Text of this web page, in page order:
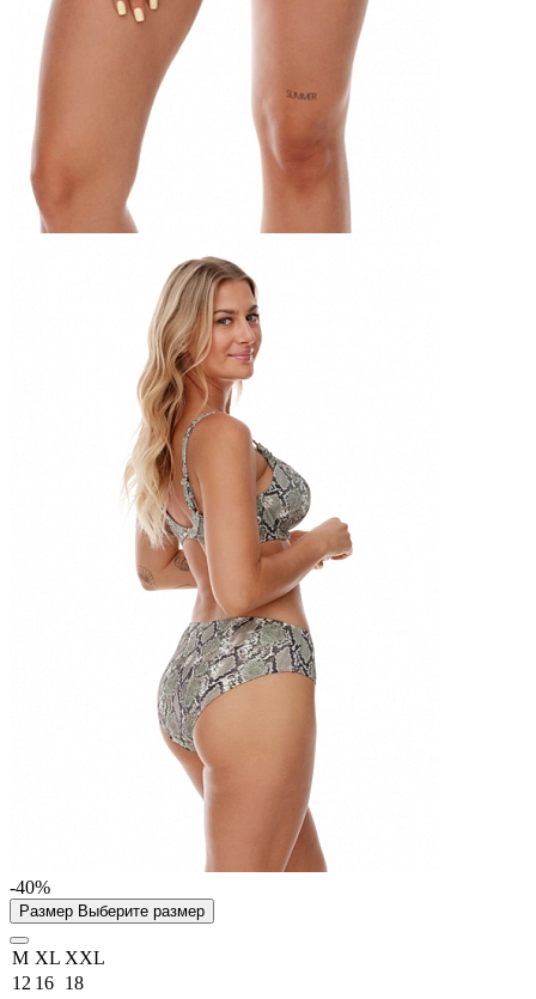
-40%
Размер Выберите размер
M XL XXL
12 16 18